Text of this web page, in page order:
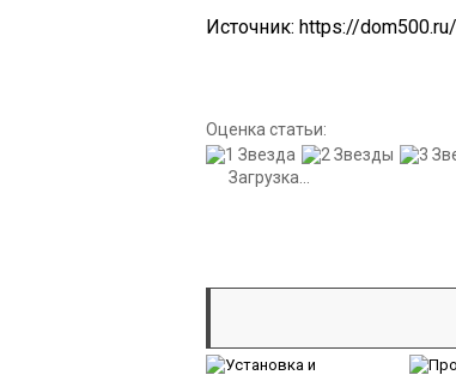
Источник: https://
Оценка статьи:
Загрузка...